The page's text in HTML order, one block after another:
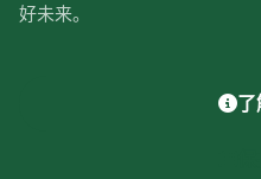
好未来。
了